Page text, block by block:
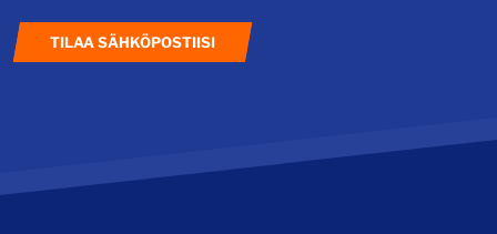
TILAA SÄHKÖPOSTIISI